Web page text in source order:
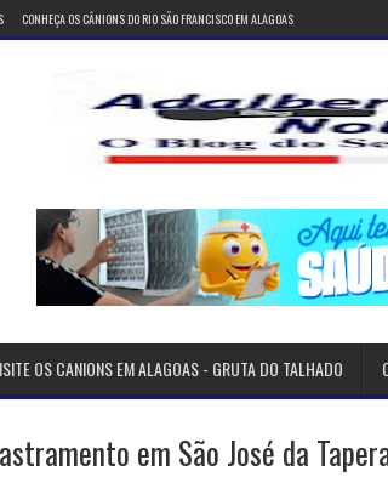
CONHEÇA OS CÂNIONS DO RIO SÃO FRANCISCO EM ALAGOAS
OS CANIONS EM ALAGOAS - GRUTA DO TALHADO
em São José da